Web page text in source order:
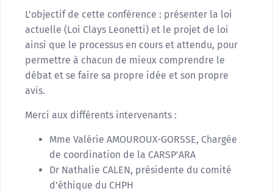
L’objectif de cette conférence : présenter la loi
actuelle (Loi Clays Leonetti) et le projet de loi
ainsi que le processus en cours et attendu, pour
permettre à chacun de mieux comprendre le
débat et se faire sa propre idée et son propre
avis.
Merci aux différents intervenants :
Mme Valérie AMOUROUX-GORSSE, Chargée
de coordination de la CARSP’ARA
Dr Nathalie CALEN, présidente du comité
d’éthique du CHPH